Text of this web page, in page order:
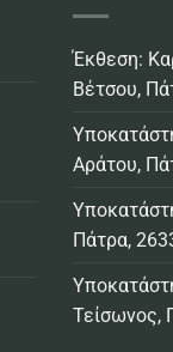
Έκθεση:
Βέτσου,
Αράτου,
Πάτρα,
Τείσωνος,